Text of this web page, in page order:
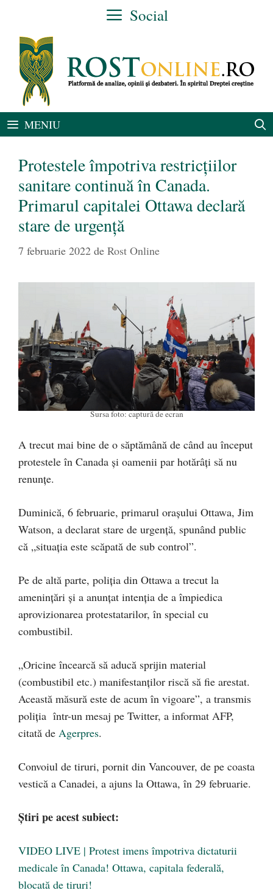
conținut
Social
MENIU
Protestele împotriva restricțiilor
sanitare continuă în Canada.
Primarul capitalei Ottawa declară
stare de urgenţă
7 februarie 2022 de Rost Online
Sursa foto: captură de ecran
A trecut mai bine de o săptămână de când au început
protestele în Canada și oamenii par hotărâți să nu
renunțe.
Duminică, 6 februarie, primarul oraşului Ottawa, Jim
Watson, a declarat stare de urgență, spunând public
că „situația este scăpată de sub control”.
Pe de altă parte, poliţia din Ottawa a trecut la
amenințări și a anunţat intenţia de a împiedica
aprovizionarea protestatarilor, în special cu
combustibil.
„Oricine încearcă să aducă sprijin material
(combustibil etc.) manifestanţilor riscă să fie arestat.
Această măsură este de acum în vigoare”, a transmis
poliția într-un mesaj pe Twitter, a informat AFP,
citată de Agerpres.
Convoiul de tiruri, pornit din Vancouver, de pe coasta
vestică a Canadei, a ajuns la Ottawa, în 29 februarie.
Știri pe acest subiect:
VIDEO LIVE | Protest imens împotriva dictaturii
medicale în Canada! Ottawa, capitala federală,
blocată de tiruri!